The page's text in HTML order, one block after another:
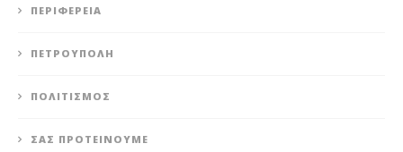
ΠΕΡΙΦΈΡΕΙΑ
ΠΕΤΡΟΎΠΟΛΗ
ΠΟΛΙΤΙΣΜΌΣ
ΣΑΣ ΠΡΟΤΕΊΝΟΥΜΕ